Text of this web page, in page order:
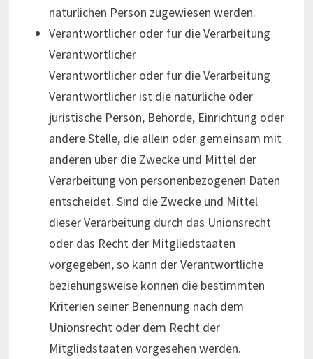
natürlichen Person zugewiesen werden.
Verantwortlicher oder für die Verarbeitung
Verantwortlicher
Verantwortlicher oder für die Verarbeitung
Verantwortlicher ist die natürliche oder
juristische Person, Behörde, Einrichtung oder
andere Stelle, die allein oder gemeinsam mit
anderen über die Zwecke und Mittel der
Verarbeitung von personenbezogenen Daten
entscheidet. Sind die Zwecke und Mittel
dieser Verarbeitung durch das Unionsrecht
oder das Recht der Mitgliedstaaten
vorgegeben, so kann der Verantwortliche
beziehungsweise können die bestimmten
Kriterien seiner Benennung nach dem
Unionsrecht oder dem Recht der
Mitgliedstaaten vorgesehen werden.